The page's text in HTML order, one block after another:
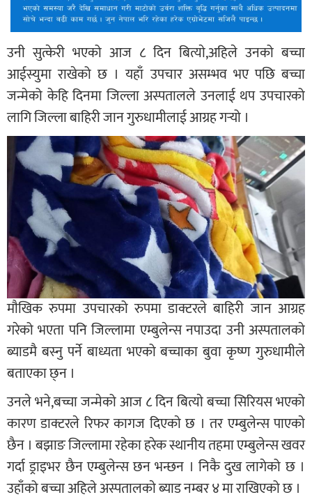
उनी सुत्केरी भएको आज ८ दिन बित्याे,अहिले उनको बच्चा
आईस्युमा राखेको छ । यहाँ उपचार असम्भव भए पछि बच्चा
जन्मेको केहि दिनमा जिल्ला अस्पतालले उनलाई थप उपचारको
लागि जिल्ला बाहिरी जान गुरुधामीलाई आग्रह गर्‍यो ।
माैखिक रुपमा उपचारको रुपमा डाक्टरले बाहिरी जान आग्रह
गरेको भएता पनि जिल्लामा एम्बुलेन्स नपाउदा उनी अस्पतालकाे
ब्याडमै बस्नु पर्ने बाध्यता भएको बच्चाका बुवा कृष्ण गुरुधामीले
बताएका छ्न ।
उनले भने,बच्चा जन्मेको आज ८ दिन बित्याे बच्चा सिरियस भएको
कारण डाक्टरले रिफर कागज दिएकाे छ । तर एम्बुलेन्स पाएकाे
छैन । बझाङ जिल्लामा रहेका हरेक स्थानीय तहमा एम्बुलेन्स खवर
गर्दा ड्राइभर छैन एम्बुलेन्स छन भन्छन । निकै दुख लागेको छ ।
उहाँको बच्चा अहिले अस्पतालकाे ब्याड नम्बर ४ मा राखिएको छ ।